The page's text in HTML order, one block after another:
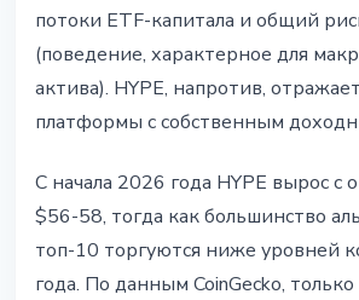
потоки ETF-капитала и общий
(поведение, характерное для
актива). HYPE, напротив,
платформы с собственным
С начала 2026 года HYPE вырос с
$56-58, тогда как большинство
топ-10 торгуются ниже уровней
года. По данным CoinGecko,